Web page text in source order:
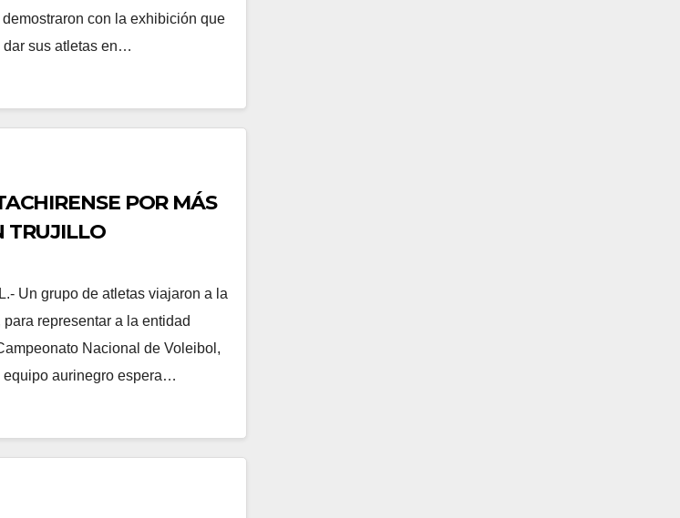
con la exhibición que
dar sus atletas en…
POR MÁS
TRUJILLO
Un grupo de atletas viajaron a la
representar a la entidad
Nacional de Voleibol,
equipo aurinegro espera…